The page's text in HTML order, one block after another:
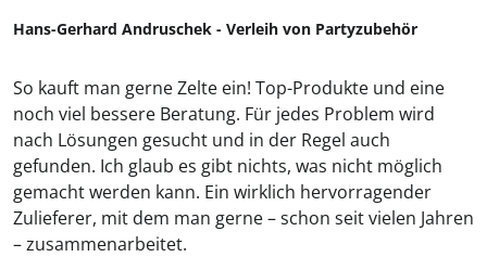
Hans-Gerhard Andruschek - Verleih von Partyzubehör
So kauft man gerne Zelte ein! Top-Produkte und eine
noch viel bessere Beratung. Für jedes Problem wird
nach Lösungen gesucht und in der Regel auch
gefunden. Ich glaub es gibt nichts, was nicht möglich
gemacht werden kann. Ein wirklich hervorragender
Zulieferer, mit dem man gerne – schon seit vielen Jahren
– zusammenarbeitet.